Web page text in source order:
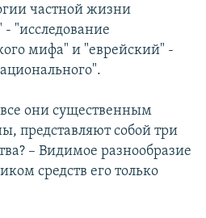
частной жизни
- "исследование
мифа" и "еврейский" -
они существенным
представляют собой три
– Видимое разнообразие
средств его только